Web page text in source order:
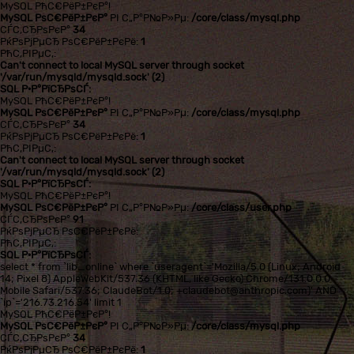
MySQL РћС€РёР±РєР°!
MySQL РѕС€РёР±РєР° РІ С„Р°Р№Р»Рµ: /core/class/mysql.php
СЃС‚СЂРѕРєР° 34
РќРѕРјРµСЂ РѕС€РёР±РєРё: 1
РћС‚РІРµС‚:
Can't connect to local MySQL server through socket
'/var/run/mysqld/mysqld.sock' (2)
SQL Р·Р°РїСЂРѕСЃ:
MySQL РћС€РёР±РєР°!
MySQL РѕС€РёР±РєР° РІ С„Р°Р№Р»Рµ: /core/class/mysql.php
СЃС‚СЂРѕРєР° 34
РќРѕРјРµСЂ РѕС€РёР±РєРё: 1
РћС‚РІРµС‚:
Can't connect to local MySQL server through socket
'/var/run/mysqld/mysqld.sock' (2)
SQL Р·Р°РїСЂРѕСЃ:
MySQL РћС€РёР±РєР°!
MySQL РѕС€РёР±РєР° РІ С„Р°Р№Р»Рµ: /core/class/user.php
СЃС‚СЂРѕРєР° 91
РќРѕРјРµСЂ РѕС€РёР±РєРё:
РћС‚РІРµС‚:
SQL Р·Р°РїСЂРѕСЃ:
select * from `lib_online` where `useragent`='Mozilla/5.0 (Linux; Android
14; Pixel 8) AppleWebKit/537.36 (KHTML, like Gecko) Chrome/131.0.0.0
Mobile Safari/537.36; ClaudeBot/1.0; +claudebot@anthropic.com)' AND
`ip`='216.73.216.54' limit 1
MySQL РћС€РёР±РєР°!
MySQL РѕС€РёР±РєР° РІ С„Р°Р№Р»Рµ:/core/class/mysql.php
СЃС‚СЂРѕРєР°34
РќРѕРјРµСЂ РѕС€РёР±РєРё: 1